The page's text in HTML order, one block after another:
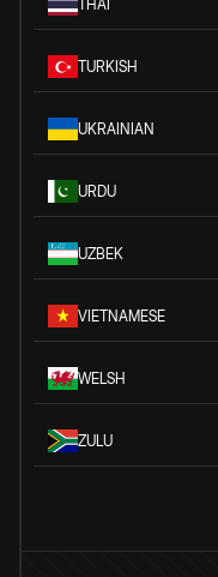
THAI
TURKISH
UKRAINIAN
URDU
UZBEK
VIETNAMESE
WELSH
ZULU